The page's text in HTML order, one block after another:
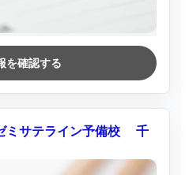
を確認する
ミサテライン予備校 千